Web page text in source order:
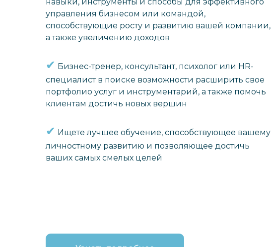
управления бизнесом или командой,
способствующие росту и развитию вашей компании,
а также увеличению доходов
✔︎ Бизнес-тренер, консультант, психолог или HR-
специалист в поиске возможности расширить свое
портфолио услуг и инструментарий, а также помочь
клиентам достичь новых вершин
✔︎ Ищете лучшее обучение, способствующее вашему
личностному развитию и позволяющее достичь
ваших самых смелых целей